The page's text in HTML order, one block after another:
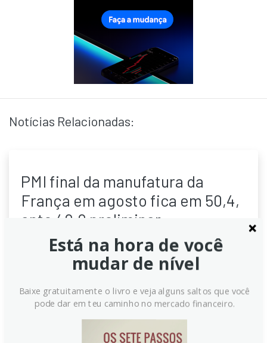
Notícias Relacionadas:
PMI final da manufatura da
França em agosto fica em 50,4,
ante 49,9 preliminar
França registra melhoria no PMI da manufatura em
agosto, com o índice final em 50,4, frente a 49,9
preliminar. Quedas em encomendas e produção
desaceleram, emprego cresce impulsionado por
contratos temporários, e custos sobem,
Está na hora de você
mudar de nível
Baixe gratuitamente o livro e veja alguns saltos que você
pode dar em teu caminho no mercado financeiro.